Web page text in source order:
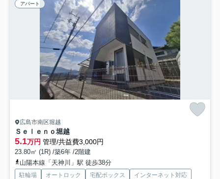
アパート
広島市南区堀越
Ｓｅｌｅｎｏ堀越
5.1万円 管理/共益費3,000円
23.80㎡ (1R) /築6年 /2階建
山陽本線「天神川」駅 徒歩38分
駐輪場 オートロック 宅配ボックス
インターネット対応